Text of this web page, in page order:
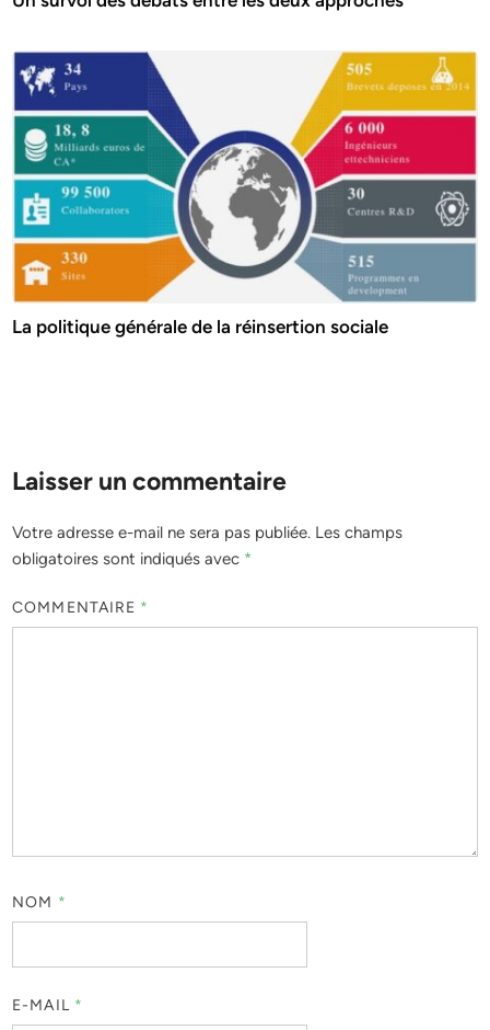
La politique générale de la réinsertion sociale
Laisser un commentaire
Votre adresse e-mail ne sera pas publiée. Les champs
obligatoires sont indiqués avec *
COMMENTAIRE *
NOM *
E-MAIL *